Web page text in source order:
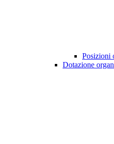
Posizioni
Dotazione